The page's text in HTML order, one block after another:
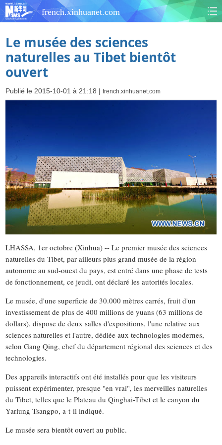
french.xinhuanet.com
Le musée des sciences
naturelles au Tibet bientôt
ouvert
Publié le 2015-10-01 à 21:18 |french.xinhuanet.com
LHASSA, 1er octobre (Xinhua) -- Le premier musée des sciences
naturelles du Tibet, par ailleurs plus grand musée de la région
autonome au sud-ouest du pays, est entré dans une phase de tests
de fonctionnement, ce jeudi, ont déclaré les autorités locales.
Le musée, d'une superficie de 30.000 mètres carrés, fruit d'un
investissement de plus de 400 millions de yuans (63 millions de
dollars), dispose de deux salles d'expositions, l'une relative aux
sciences naturelles et l'autre, dédiée aux technologies modernes,
selon Gang Qing, chef du département régional des sciences et des
technologies.
Des appareils interactifs ont été installés pour que les visiteurs
puissent expérimenter, presque "en vrai", les merveilles naturelles
du Tibet, telles que le Plateau du Qinghai-Tibet et le canyon du
Yarlung Tsangpo, a-t-il indiqué.
Le musée sera bientôt ouvert au public.